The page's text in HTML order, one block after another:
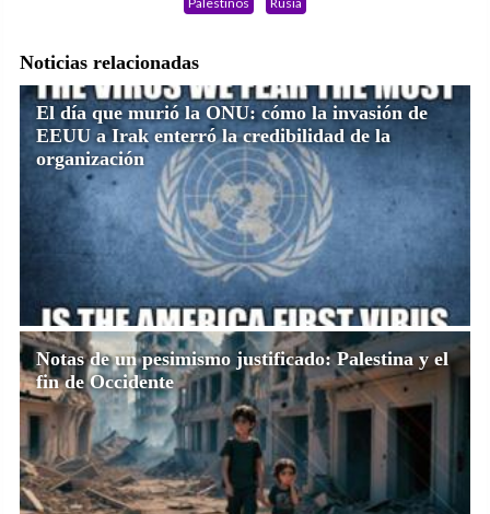
Noticias relacionadas
El día que murió la ONU: cómo la invasión de
EEUU a Irak enterró la credibilidad de la
organización
Notas de un pesimismo justificado: Palestina y el
fin de Occidente